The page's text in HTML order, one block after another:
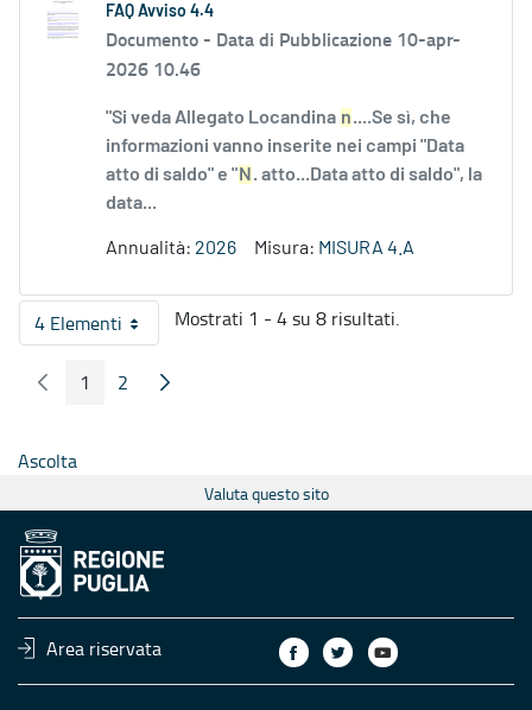
FAQ Avviso 4.4
Documento - Data di Pubblicazione 10-apr-
2026 10.46
"Si veda Allegato Locandina n....Se sì, che
informazioni vanno inserite nei campi "Data
atto di saldo" e " N . atto...Data atto di saldo", la
data...
Annualità: 2026 Misura: MISURA 4.A
4 ElementiPer pagina
Mostrati 1 - 4 su 8 risultati.
Pagina Precedente
Pagina
1 Pagina
2 Pagina Seguente
Ascolta
Valuta questo sito
Area riservata